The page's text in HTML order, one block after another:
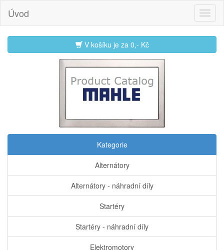
Úvod
V košíku je za 0,- Kč
Kategorie
Alternátory
Alternátory - náhradní díly
Startéry
Startéry - náhradní díly
Elektromotory